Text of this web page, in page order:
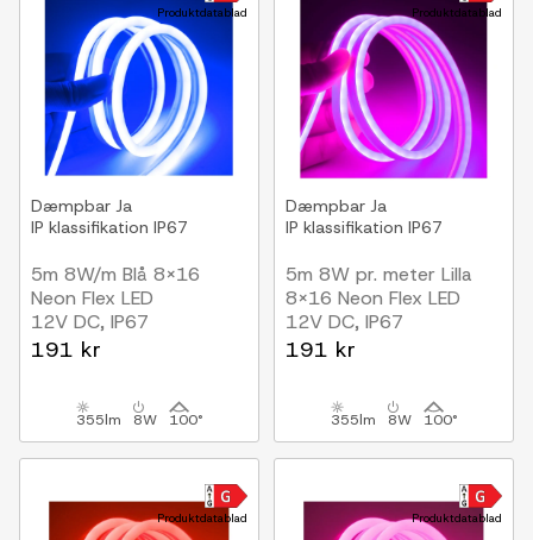
Produktdatablad
Dæmpbar Ja
IP klassifikation IP67
5m 8W/m Blå 8x16
Neon Flex LED
12V DC, IP67
191 kr
355lm 8W 100°
Produktdatablad
Dæmpbar Ja
IP klassifikation IP67
5m 8W pr. meter Lilla
8x16 Neon Flex LED
12V DC, IP67
191 kr
355lm 8W 100°
Produktdatablad Produktdatablad